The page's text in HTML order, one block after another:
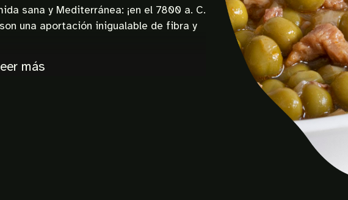
más
sana y Mediterránea: ¡en el 7800 a. C.
una aportación inigualable de fibra y